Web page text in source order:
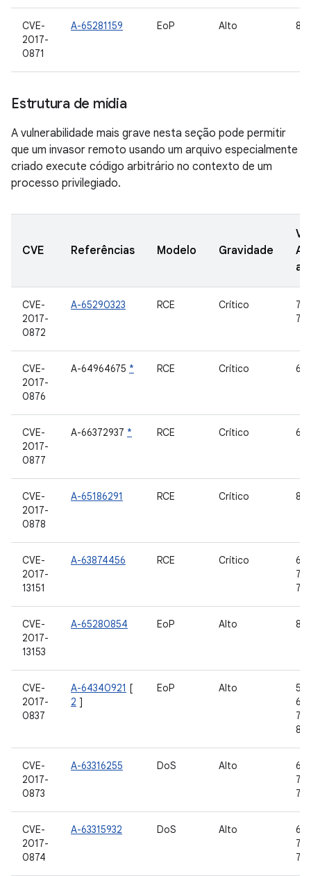
CVE-
2017-
0871
A-65281159 EoP Alto 8,0
Estrutura de mídia
A vulnerabilidade mais grave nesta seção pode permitir
que um invasor remoto usando um arquivo especialmente
criado execute código arbitrário no contexto de um
processo privilegiado.
CVE Referências Modelo Gravidade
CVE-
2017-
0872
A-65290323 RCE Crítico
CVE-
2017-
0876
A-64964675 * RCE Crítico 6,0
CVE-
2017-
0877
A-66372937 * RCE Crítico 6,0
CVE-
2017-
0878
A-65186291 RCE Crítico 8,0
CVE-
2017-
13151
A-63874456 RCE Crítico
CVE-
2017-
13153
A-65280854 EoP Alto 8,0
CVE-
2017-
0837
A-64340921 [
2 ]
EoP Alto
8.0
CVE-
2017-
0873
A-63316255 DoS Alto
CVE-
2017-
0874
A-63315932 DoS Alto